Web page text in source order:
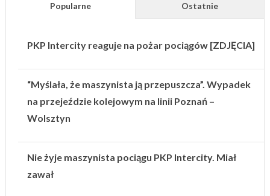
Popularne Ostatnie
PKP Intercity reaguje na pożar pociągów [ZDJĘCIA]
“Myślała, że maszynista ją przepuszcza”. Wypadek
na przejeździe kolejowym na linii Poznań –
Wolsztyn
Nie żyje maszynista pociągu PKP Intercity. Miał
zawał